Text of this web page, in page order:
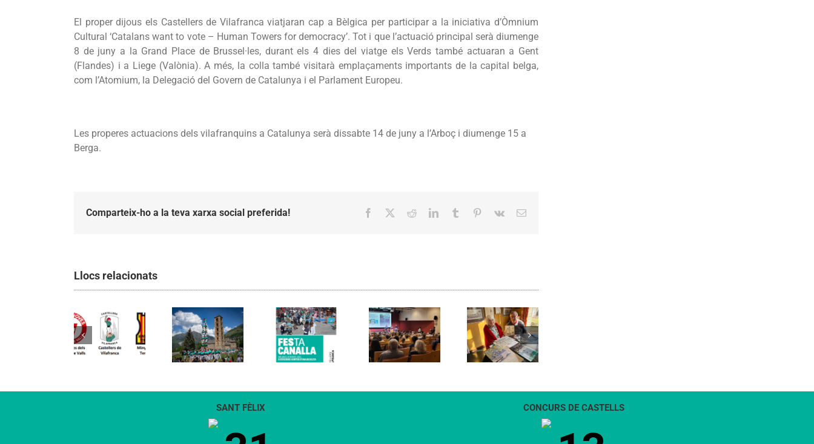
El proper dijous els Castellers de Vilafranca viatjaran cap a Bèlgica per participar a la iniciativa d’Òmnium
Cultural ‘Catalans want to vote – Human Towers for democracy’. Tot i que l’actuació principal serà diumenge
8 de juny a la Grand Place de Brussel·les, durant els 4 dies del viatge els Verds també actuaran a Gent
(Flandes) i a Liege (Valònia). A més, la colla també visitarà emplaçaments importants de la capital belga,
com l’Atomium, la Delegació del Govern de Catalunya i el Parlament Europeu.
Les properes actuacions dels vilafranquins a Catalunya serà dissabte 14 de juny a l’Arboç i diumenge 15 a
Berga.
Comparteix-ho a la teva xarxa social preferida! Facebook RedditLinkedInTumblr Pinterest
Vk Email:
Llocs relacionats
Els
Vilafranca
unieixen
tradició i
patrimoni
en un
Castellers
Vilafranca
organitzen
la segona
edició de
Festa
Canalla, un
per als més
petits de la
comarca
Cal Figarot
lidera el
primer
d’energia
comunitària
Els Verds
presenten el
llibre
“Petita
història
dels
SANT FÈLIX CONCURS DE CASTELLS